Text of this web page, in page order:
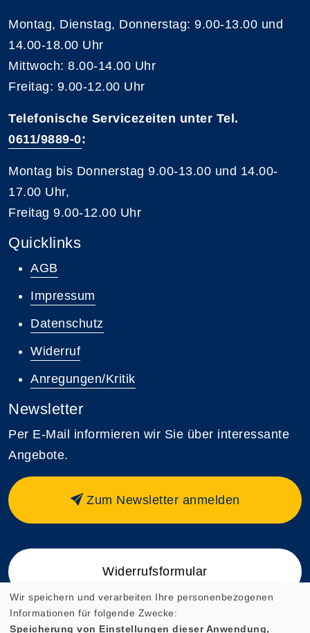
Montag, Dienstag, Donnerstag: 9.00-13.00 und
14.00-18.00 Uhr
Mittwoch: 8.00-14.00 Uhr
Freitag: 9.00-12.00 Uhr
Telefonische Servicezeiten unter Tel.
0611/9889-0:
Montag bis Donnerstag 9.00-13.00 und 14.00-
17.00 Uhr,
Freitag 9.00-12.00 Uhr
Quicklinks
AGB
Impressum
Datenschutz
Widerruf
Anregungen/Kritik
Newsletter
Per E-Mail informieren wir Sie über interessante
Angebote.
Zum Newsletter anmelden
Widerrufsformular
Wir speichern und verarbeiten Ihre personenbezogenen
Informationen für folgende Zwecke:
Speicherung von Einstellungen dieser Anwendung,